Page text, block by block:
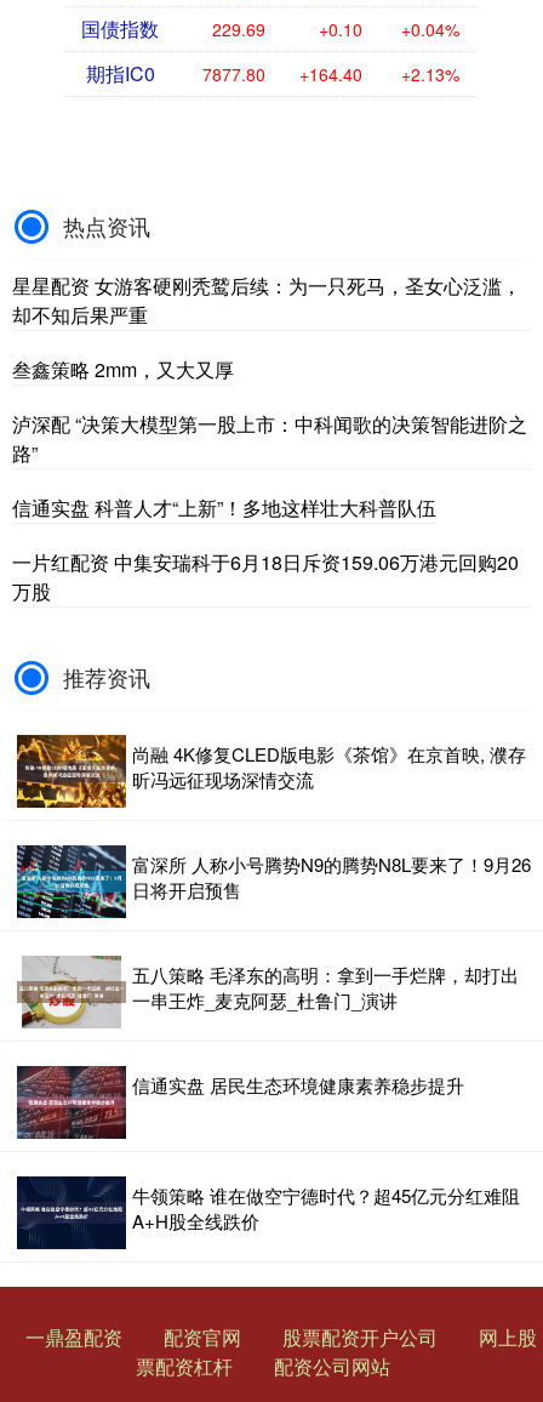
国债指数 229.69 +0.10 +0.04%
期指IC0 7877.80 +164.40 +2.13%
热点资讯
星星配资 女游客硬刚秃鹫后续：为一只死马，圣女心泛滥，
却不知后果严重
叁鑫策略 2mm，又大又厚
泸深配 “决策大模型第一股上市：中科闻歌的决策智能进阶之
路”
信通实盘 科普人才“上新”！多地这样壮大科普队伍
一片红配资 中集安瑞科于6月18日斥资159.06万港元回购20
万股
推荐资讯
尚融 4K修复CLED版电影《茶馆》在京首映, 濮存
昕冯远征现场深情交流
富深所 人称小号腾势N9的腾势N8L要来了！9月26
日将开启预售
五八策略 毛泽东的高明：拿到一手烂牌，却打出
一串王炸_麦克阿瑟_杜鲁门_演讲
信通实盘 居民生态环境健康素养稳步提升
牛领策略 谁在做空宁德时代？超45亿元分红难阻
A+H股全线跌价
一鼎盈配资 配资官网 股票配资开户公司
网上股
票配资杠杆
配资公司网站